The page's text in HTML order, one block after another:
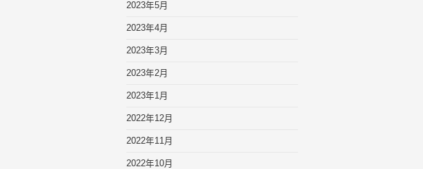
2023年5月
2023年4月
2023年3月
2023年2月
2023年1月
2022年12月
2022年11月
2022年10月